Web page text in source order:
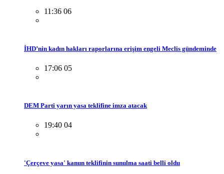
11:36 06
İHD’nin kadın hakları raporlarına erişim engeli Meclis gündeminde
17:06 05
DEM Parti yarın yasa teklifine imza atacak
19:40 04
'Çerçeve yasa' kanun teklifinin sunulma saati belli oldu